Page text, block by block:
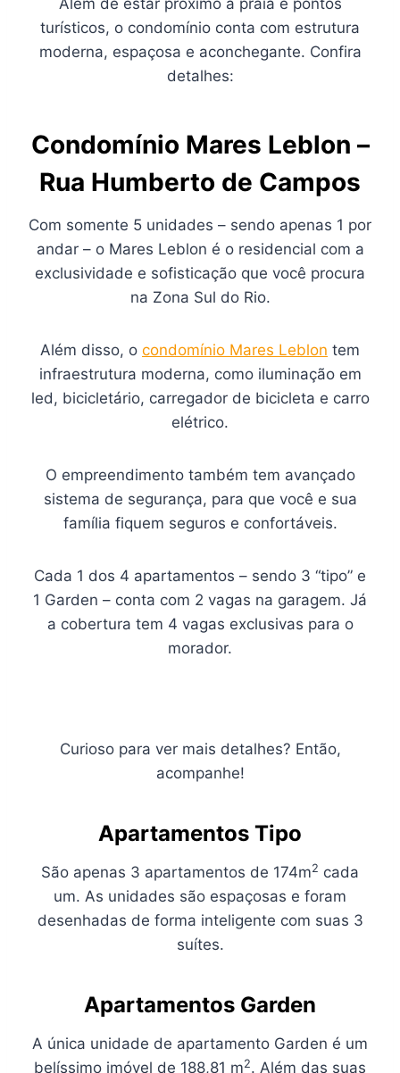
Além de estar próximo à praia e pontos
turísticos, o condomínio conta com estrutura
moderna, espaçosa e aconchegante. Confira
detalhes:
Condomínio Mares Leblon –
Rua Humberto de Campos
Com somente 5 unidades – sendo apenas 1 por
andar – o Mares Leblon é o residencial com a
exclusividade e sofisticação que você procura
na Zona Sul do Rio.
Além disso, o condomínio Mares Leblon tem
infraestrutura moderna, como iluminação em
led, bicicletário, carregador de bicicleta e carro
elétrico.
O empreendimento também tem avançado
sistema de segurança, para que você e sua
família fiquem seguros e confortáveis.
Cada 1 dos 4 apartamentos – sendo 3 “tipo” e
1 Garden – conta com 2 vagas na garagem. Já
a cobertura tem 4 vagas exclusivas para o
morador.
Curioso para ver mais detalhes? Então,
acompanhe!
Apartamentos Tipo
São apenas 3 apartamentos de 174m2 cada
um. As unidades são espaçosas e foram
desenhadas de forma inteligente com suas 3
suítes.
Apartamentos Garden
A única unidade de apartamento Garden é um
belíssimo imóvel de 188,81 m2. Além das suas